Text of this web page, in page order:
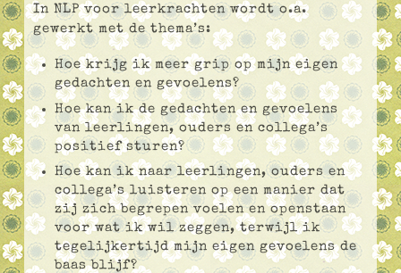
In NLP voor leerkrachten wordt o.a.
gewerkt met de thema’s:
Hoe krijg ik meer grip op mijn eigen
gedachten en gevoelens?
Hoe kan ik de gedachten en gevoelens
van leerlingen, ouders en collega’s
positief sturen?
Hoe kan ik naar leerlingen, ouders en
collega’s luisteren op een manier dat
zij zich begrepen voelen en openstaan
voor wat ik wil zeggen, terwijl ik
tegelijkertijd mijn eigen gevoelens de
baas blijf?